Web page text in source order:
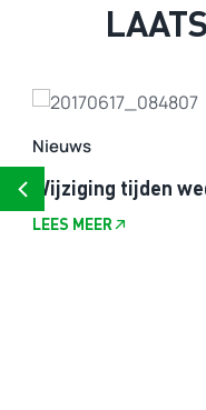
Nieuws
Wijziging tijden
LEES MEER